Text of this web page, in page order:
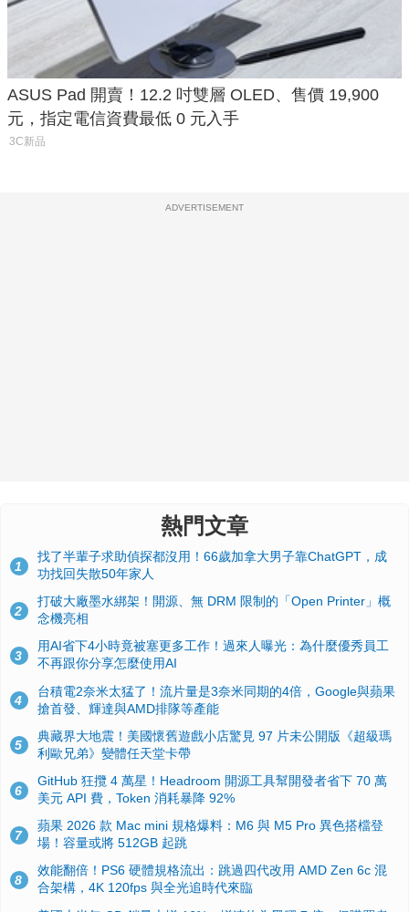
ASUS Pad 開賣！12.2 吋雙層 OLED、售價 19,900
元，指定電信資費最低 0 元入手
3C新品
ADVERTISEMENT
熱門文章
1
找了半輩子求助偵探都沒用！66歲加拿大男子靠ChatGPT，成
功找回失散50年家人
2
打破大廠墨水綁架！開源、無 DRM 限制的「Open Printer」概
念機亮相
3
用AI省下4小時竟被塞更多工作！過來人曝光：為什麼優秀員工
不再跟你分享怎麼使用AI
4
台積電2奈米太猛了！流片量是3奈米同期的4倍，Google與蘋果
搶首發、輝達與AMD排隊等產能
5
典藏界大地震！美國懷舊遊戲小店驚見 97 片未公開版《超級瑪
利歐兄弟》變體任天堂卡帶
6
GitHub 狂攬 4 萬星！Headroom 開源工具幫開發者省下 70 萬
美元 API 費，Token 消耗暴降 92%
7
蘋果 2026 款 Mac mini 規格爆料：M6 與 M5 Pro 異色搭檔登
場！容量或將 512GB 起跳
8
效能翻倍！PS6 硬體規格流出：跳過四代改用 AMD Zen 6c 混
合架構，4K 120fps 與全光追時代來臨